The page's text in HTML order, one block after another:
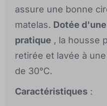
assure une bonne
matelas. Dotée
pratique , la housse
retirée et lavée à
de 30°C.
Caractéristiques :